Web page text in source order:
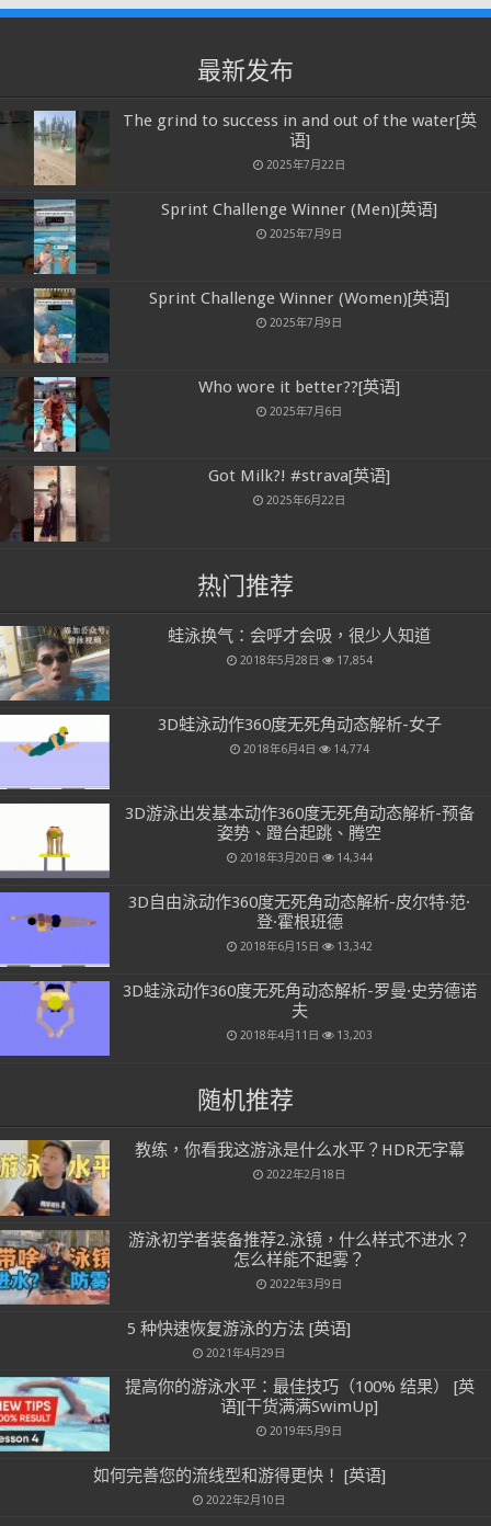
最新发布
The grind to success in and out of the water[英
语]
2025年7月22日
Sprint Challenge Winner (Men)[英语]
2025年7月9日
Sprint Challenge Winner (Women)[英语]
2025年7月9日
Who wore it better??[英语]
2025年7月6日
Got Milk?! #strava[英语]
2025年6月22日
热门推荐
蛙泳换气：会呼才会吸，很少人知道
2018年5月28日 17,854
3D蛙泳动作360度无死角动态解析-女子
2018年6月4日 14,774
3D游泳出发基本动作360度无死角动态解析-预备
姿势、蹬台起跳、腾空
2018年3月20日 14,344
3D自由泳动作360度无死角动态解析-皮尔特·范·
登·霍根班德
2018年6月15日 13,342
3D蛙泳动作360度无死角动态解析-罗曼·史劳德诺
夫
2018年4月11日 13,203
随机推荐
教练，你看我这游泳是什么水平？HDR无字幕
2022年2月18日
游泳初学者装备推荐2.泳镜，什么样式不进水？
怎么样能不起雾？
2022年3月9日
5 种快速恢复游泳的方法 [英语]
2021年4月29日
提高你的游泳水平：最佳技巧（100% 结果） [英
语][干货满满SwimUp]
2019年5月9日
如何完善您的流线型和游得更快！ [英语]
2022年2月10日